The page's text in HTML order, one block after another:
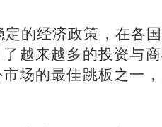
的经济政策，在各
越来越多的投资与
场的最佳跳板之一